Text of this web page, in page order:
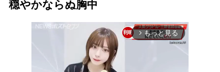
穏やかならぬ胸中
arrow_forward_ios もっと見る